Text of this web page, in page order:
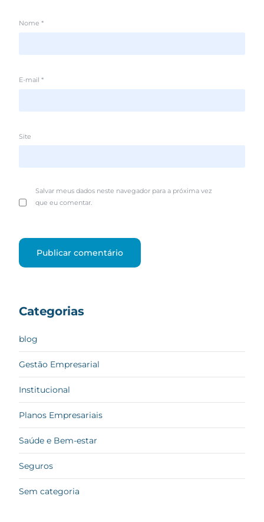
Nome*
E-mail*
Site
Salvar meus dados neste navegador para a próxima vez
que eu comentar.
Categorias
blog
Gestão Empresarial
Institucional
Planos Empresariais
Saúde e Bem-estar
Seguros
Sem categoria